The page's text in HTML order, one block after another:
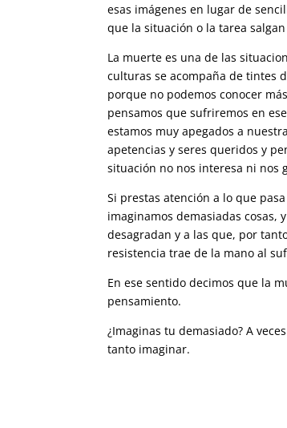
esas imágenes en lugar de
que la situación o la tarea
La muerte es una de las
culturas se acompaña de tintes
porque no podemos conocer
pensamos que sufriremos en
estamos muy apegados a
apetencias y seres queridos y
situación no nos interesa ni nos
Si prestas atención a lo que
imaginamos demasiadas cosas,
desagradan y a las que, por
resistencia trae de la mano al
En ese sentido decimos que la
pensamiento.
¿Imaginas tu demasiado? A
tanto imaginar.